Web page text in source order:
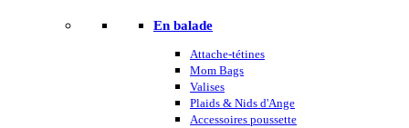
En balade
Attache-tétines
Mom Bags
Valises
Plaids & Nids d'Ange
Accessoires poussette